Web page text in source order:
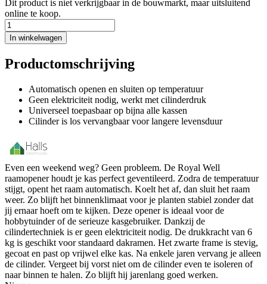
Dit product is niet verkrijgbaar in de bouwmarkt, maar uitsluitend
online te koop.
In winkelwagen
Productomschrijving
Automatisch openen en sluiten op temperatuur
Geen elektriciteit nodig, werkt met cilinderdruk
Universeel toepasbaar op bijna alle kassen
Cilinder is los vervangbaar voor langere levensduur
Even een weekend weg? Geen probleem. De Royal Well
raamopener houdt je kas perfect geventileerd. Zodra de temperatuur
stijgt, opent het raam automatisch. Koelt het af, dan sluit het raam
weer. Zo blijft het binnenklimaat voor je planten stabiel zonder dat
jij ernaar hoeft om te kijken. Deze opener is ideaal voor de
hobbytuinder of de serieuze kasgebruiker. Dankzij de
cilindertechniek is er geen elektriciteit nodig. De drukkracht van 6
kg is geschikt voor standaard dakramen. Het zwarte frame is stevig,
gecoat en past op vrijwel elke kas. Na enkele jaren vervang je alleen
de cilinder. Vergeet bij vorst niet om de cilinder even te isoleren of
naar binnen te halen. Zo blijft hij jarenlang goed werken.